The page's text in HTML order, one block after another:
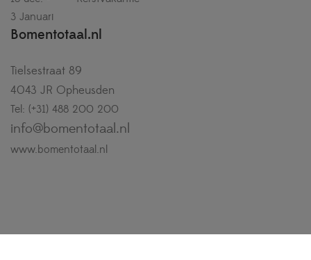
3 Januari
Bomentotaal.nl
Tielsestraat 89
4043 JR Opheusden
Tel: (+31) 488 200 200
info@bomentotaal.nl
www.bomentotaal.nl